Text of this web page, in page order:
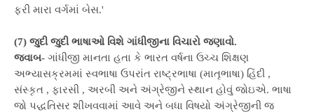
ફરી મારા વર્ગમાં બેસ.'
(7) જુદી જુદી ભાષાઓ વિશે ગાંધીજીના વિચારો જણાવો.
જવાબ- ગાંધીજી માનતા હતા કે ભારત વર્ષના ઉચ્ચ શિક્ષણ
અભ્યાસક્રમમાં સ્વભાષા ઉપરાંત રાષ્ટ્રભાષા (માતૃભાષા) હિંદી ,
સંસ્કૃત , ફારસી , અરબી અને અંગ્રેજીને સ્થાન હોવું જોઇએ. ભાષા
જો પદ્ધતિસર શીખવવામાં આવે અને બધા વિષયો અંગ્રેજીની જ